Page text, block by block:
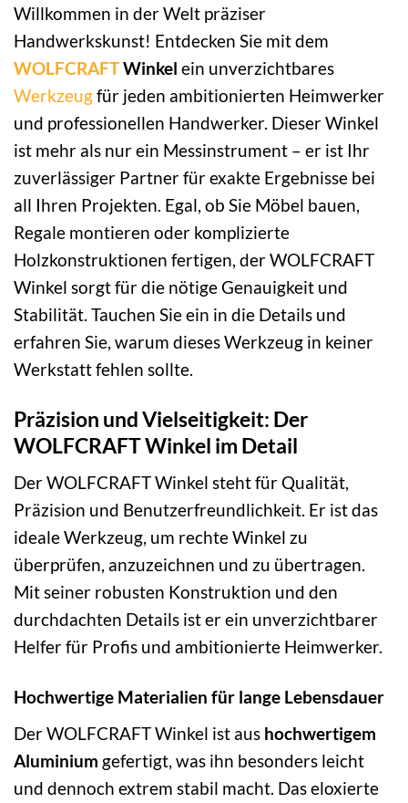
Willkommen in der Welt präziser
Handwerkskunst! Entdecken Sie mit dem
WOLFCRAFTWinkel ein unverzichtbares
Werkzeugfür jeden ambitionierten Heimwerker
und professionellen Handwerker. Dieser Winkel
ist mehr als nur ein Messinstrument – er ist Ihr
zuverlässiger Partner für exakte Ergebnisse bei
all Ihren Projekten. Egal, ob Sie Möbel bauen,
Regale montieren oder komplizierte
Holzkonstruktionen fertigen, der WOLFCRAFT
Winkel sorgt für die nötige Genauigkeit und
Stabilität. Tauchen Sie ein in die Details und
erfahren Sie, warum dieses Werkzeug in keiner
Werkstatt fehlen sollte.
Präzision und Vielseitigkeit: Der
WOLFCRAFT Winkel im Detail
Der WOLFCRAFT Winkel steht für Qualität,
Präzision und Benutzerfreundlichkeit. Er ist das
ideale Werkzeug, um rechte Winkel zu
überprüfen, anzuzeichnen und zu übertragen.
Mit seiner robusten Konstruktion und den
durchdachten Details ist er ein unverzichtbarer
Helfer für Profis und ambitionierte Heimwerker.
Hochwertige Materialien für lange Lebensdauer
Der WOLFCRAFT Winkel ist aus hochwertigem
Aluminium gefertigt, was ihn besonders leicht
und dennoch extrem stabil macht. Das eloxierte